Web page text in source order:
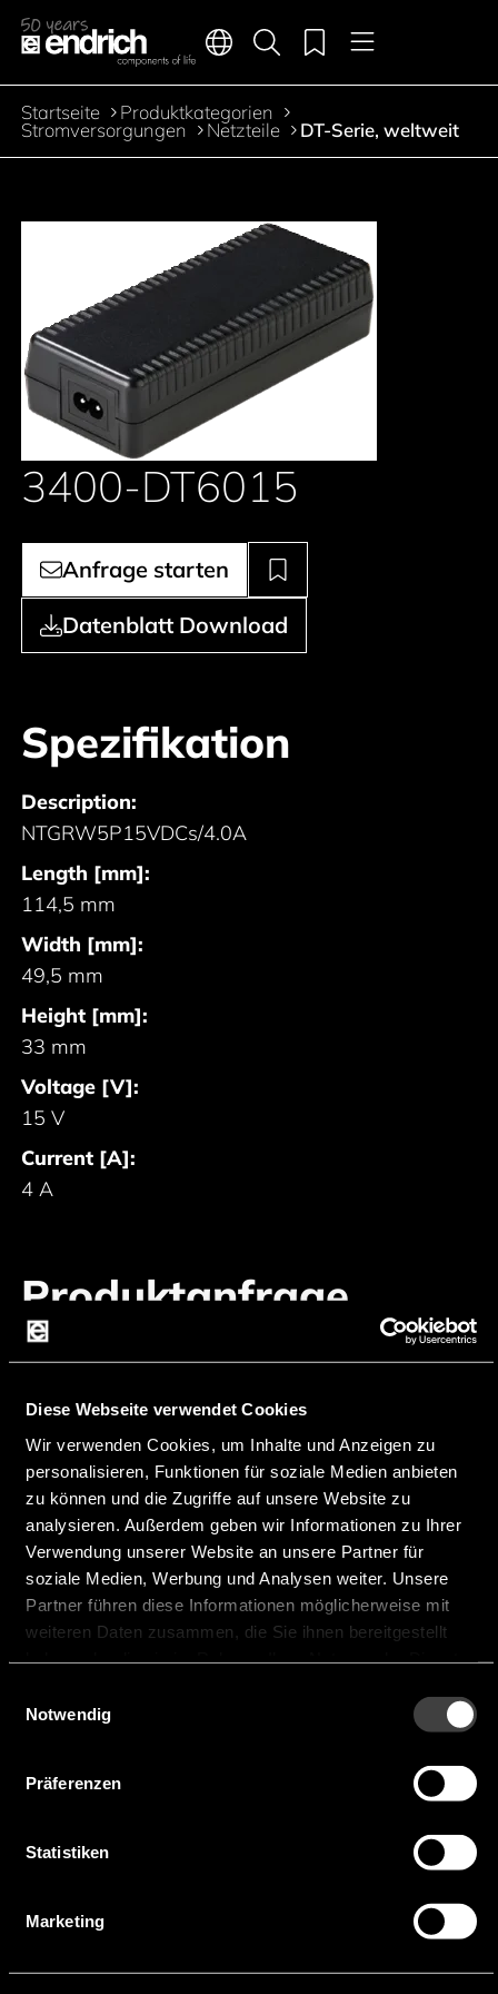
Diese Webseite verwendet Cookies
Wir verwenden Cookies, um Inhalte und Anzeigen zu
personalisieren, Funktionen für soziale Medien anbieten
zu können und die Zugriffe auf unsere Website zu
analysieren. Außerdem geben wir Informationen zu Ihrer
Verwendung unserer Website an unsere Partner für
soziale Medien, Werbung und Analysen weiter. Unsere
Partner führen diese Informationen möglicherweise mit
weiteren Daten zusammen, die Sie ihnen bereitgestellt
Notwendig
Präferenzen
Statistiken
Marketing
Zum Inhalt springen
Hauptnavigation
Sprachen Menü
Produktsuche
Merkliste
Pfadnavigation
Startseite Produktkategorien
Stromversorgungen Netzteile DT-Serie, weltweit
3400-DT6015
Anfrage starten
Datenblatt Download
Spezifikation
Description:
NTGRW5P15VDCs/4.0A
Length [mm]:
114,5 mm
Width [mm]:
49,5 mm
Height [mm]:
33 mm
Voltage [V]:
15 V
Current [A]:
4 A
Produktanfrage
starten
ANFRAGE FÜR 3400-DT6015
Muster anfragen
MUSTER ANFRAGEN FÜR 3400-
DT6015
Das könnte Sie auch
interessieren